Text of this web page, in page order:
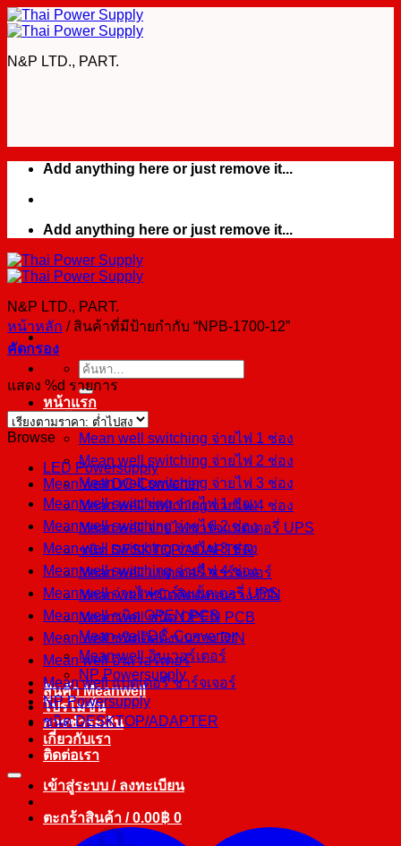
Skip
to
N&P LTD., PART.
Add anything here or just remove it...
Add anything here or just remove it...
N&P LTD., PART.
ค้นหา:
หน้าแรก
สินค้า
Mean well switching จ่ายไฟ 1 ช่อง
Mean well switching จ่ายไฟ 2 ช่อง
Mean well switching จ่ายไฟ 3 ช่อง
Mean well switching จ่ายไฟ 4 ช่อง
Mean well จ่ายไฟชาร์จแบตเตอรี่ UPS
ชนิด DESKTOP/ADAPTER
Mean well แบตเตอรี่ ชาร์จเจอร์
Mean well ชนิดติดตั้งบนราง DIN
Mean well ชนิด OPEN PCB
Mean well DC-Converter
Mean well อินเวอร์เตอร์
NP Powersupply
สินค้า Meanwell
โปรโมชั่น
การชำระเงิน
เกี่ยวกับเรา
ติดต่อเรา
เข้าสู่ระบบ / ลงทะเบียน
ตะกร้าสินค้า /0.00฿ 0
หน้าหลัก /สินค้าที่มีป้ายกำกับ “NPB-1700-12”
คัดกรอง
แสดง %d รายการ
Browse
LED Powersupply
Mean well DC-Converter
Mean well switching จ่ายไฟ 1 ช่อง
Mean well switching จ่ายไฟ 2 ช่อง
Mean well switching จ่ายไฟ 3 ช่อง
Mean well switching จ่ายไฟ 4 ช่อง
Mean well จ่ายไฟชาร์จแบตเตอรี่ UPS
Mean well ชนิด OPEN PCB
Mean well ชนิดติดตั้งบนราง DIN
Mean well อินเวอร์เตอร์
Mean well แบตเตอรี่ ชาร์จเจอร์
NP Powersupply
ชนิด DESKTOP/ADAPTER